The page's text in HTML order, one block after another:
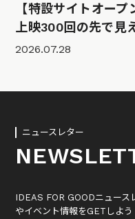
【特設サイトオー
上映300回の先で見
2026.07.28
ニュースレター
IDEAS FOR GOODニュース
やイベント情報をGETしよう